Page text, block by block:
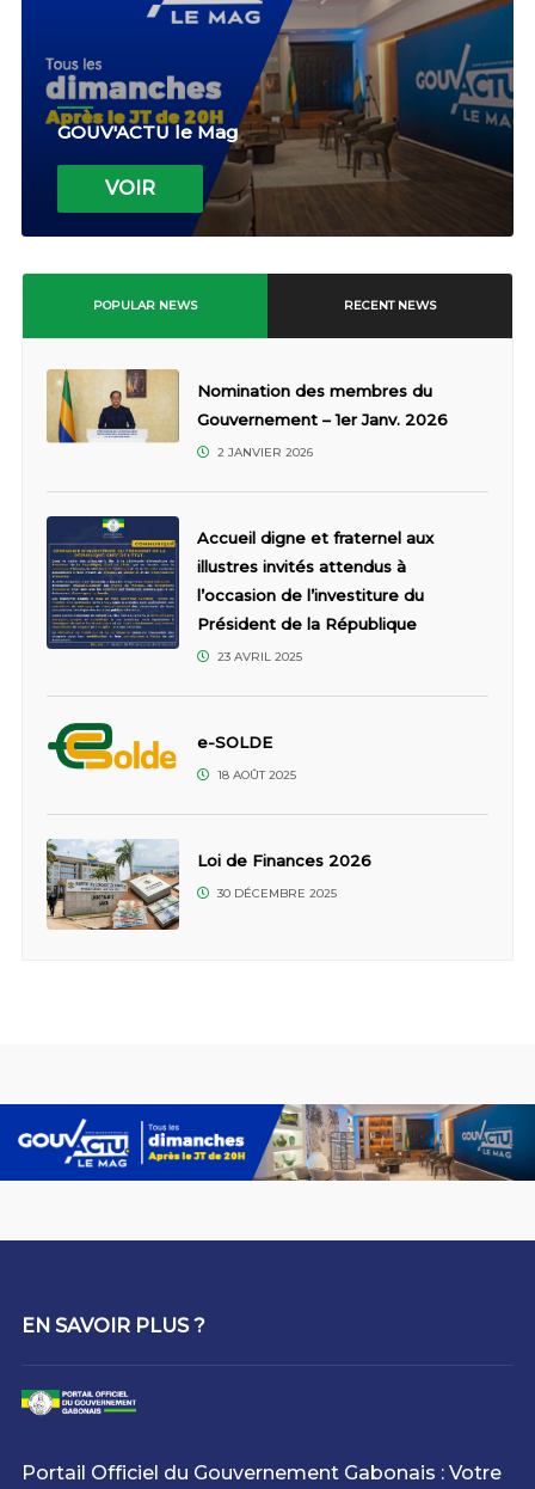
GOUV'ACTU le Mag
VOIR
POPULAR NEWS RECENT NEWS
Nomination des membres du
Gouvernement – 1er Janv. 2026
2 JANVIER 2026
Accueil digne et fraternel aux
illustres invités attendus à
l’occasion de l’investiture du
Président de la République
23 AVRIL 2025
e-SOLDE
18 AOÛT 2025
Loi de Finances 2026
30 DÉCEMBRE 2025
EN SAVOIR PLUS ?
Portail Officiel du Gouvernement Gabonais : Votre